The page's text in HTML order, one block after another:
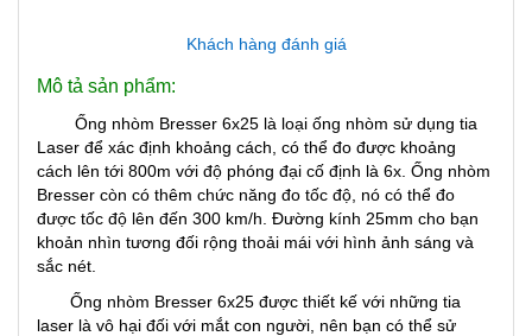
Khách hàng đánh giá
Mô tả sản phẩm:
Ống nhòm Bresser 6x25 là loại ống nhòm sử dụng tia
Laser để xác định khoảng cách, có thể đo được khoảng
cách lên tới 800m với độ phóng đại cố định là 6x. Ống nhòm
Bresser còn có thêm chức năng đo tốc độ, nó có thể đo
được tốc độ lên đến 300 km/h. Đường kính 25mm cho bạn
khoản nhìn tương đối rộng thoải mái với hình ảnh sáng và
sắc nét.
Ống nhòm Bresser 6x25 được thiết kế với những tia
laser là vô hại đối với mắt con người, nên bạn có thể sử